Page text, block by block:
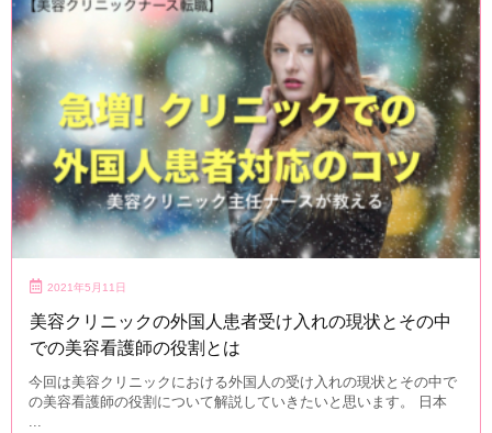
2021年5月11日
美容クリニックの外国人患者受け入れの現状とその中
での美容看護師の役割とは
今回は美容クリニックにおける外国人の受け入れの現状とその中で
の美容看護師の役割について解説していきたいと思います。 日本